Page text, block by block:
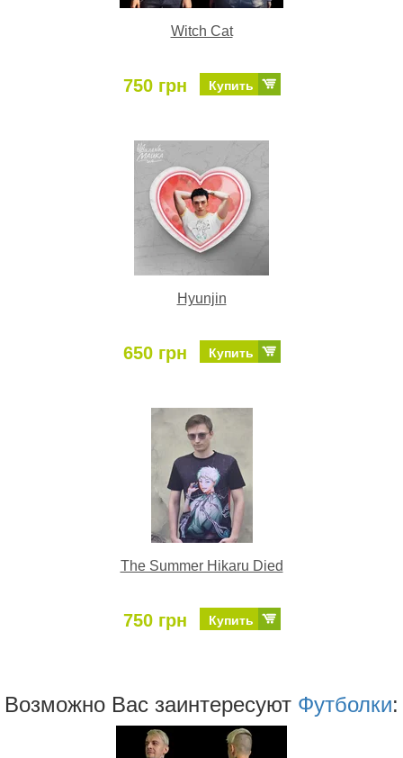
Witch Cat
750 грн Купить
Hyunjin
650 грн Купить
The Summer Hikaru Died
750 грн Купить
Возможно Ваc заинтересуют Футболки: